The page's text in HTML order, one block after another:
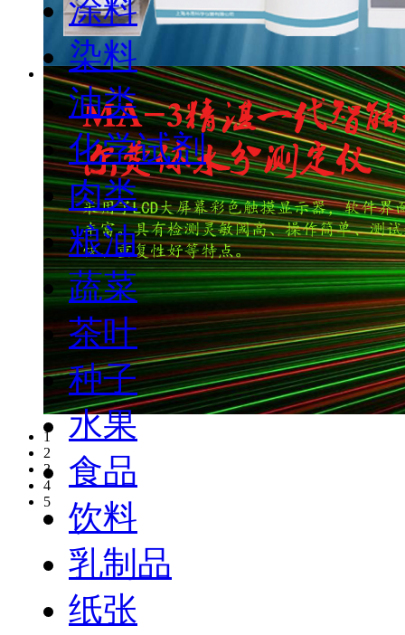
1
2
3
4
5
涂料
染料
油类
化学试剂
肉类
粮油
蔬菜
茶叶
种子
水果
食品
饮料
乳制品
纸张